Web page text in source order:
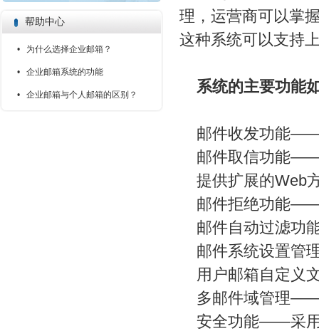
帮助中心
• 为什么选择企业邮箱？
• 企业邮箱系统的功能
• 企业邮箱与个人邮箱的区别？
理，运营商可以掌
这种系统可以支持
系统的主要功能
邮件收发功能——
邮件取信功能
提供扩展的Web
邮件拒绝功能——
邮件自动过滤功
邮件系统设置管
用户邮箱自定义
多邮件域管理——
安全功能——采用